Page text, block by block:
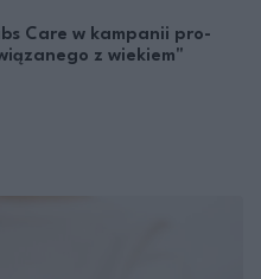
Care w kampanii pro-
z wiekiem"